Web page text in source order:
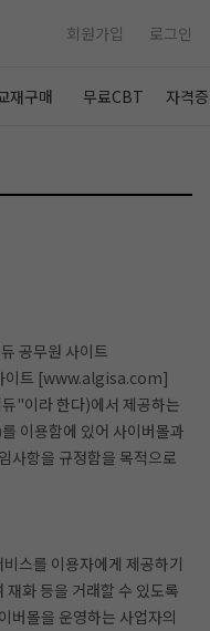
회원가입 로그인
재구매 무료CBT 자격
공무원 사이트
이트 [www.algisa.com]
"이라 한다)에서 제공하는
이용함에 있어 사이버몰과
사항을 규정함을 목적으로
스를 이용자에게 제공하기
화 등을 거래할 수 있도록
버몰을 운영하는 사업자의